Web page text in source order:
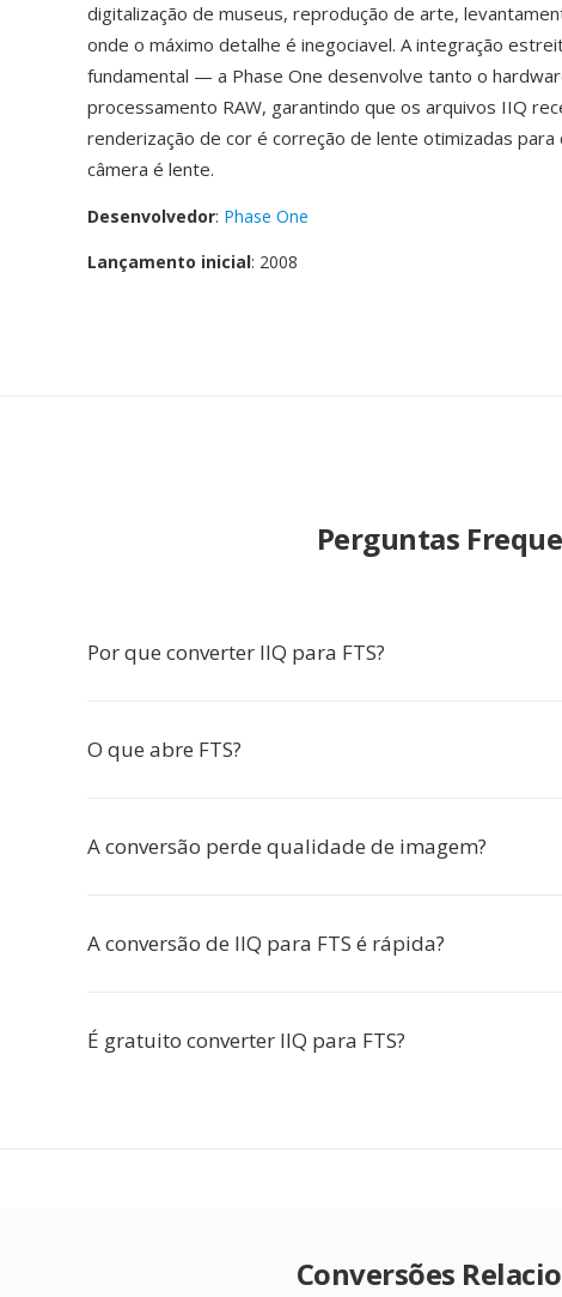
digitalização de museus, reprodução de arte,
onde o máximo detalhe é inegociavel. A integração
fundamental — a Phase One desenvolve tanto o
processamento RAW, garantindo que os arquivos IIQ
renderização de cor é correção de lente otimizadas para
câmera é lente.
Desenvolvedor: Phase One
Lançamento inicial: 2008
Perguntas
Por que converter IIQ para FTS?
O que abre FTS?
A conversão perde qualidade de imagem?
A conversão de IIQ para FTS é rápida?
É gratuito converter IIQ para FTS?
Conversões